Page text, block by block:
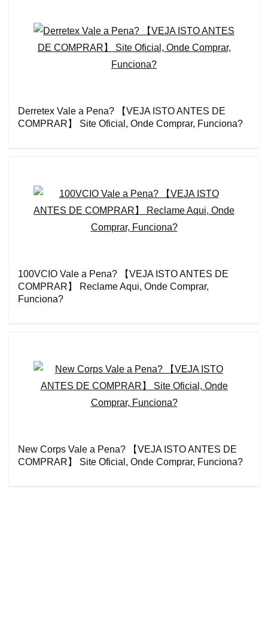
Derretex Vale a Pena? 【VEJA ISTO ANTES DE
COMPRAR】 Site Oficial, Onde Comprar, Funciona?
100VCIO Vale a Pena? 【VEJA ISTO ANTES DE
COMPRAR】 Reclame Aqui, Onde Comprar,
Funciona?
New Corps Vale a Pena? 【VEJA ISTO ANTES DE
COMPRAR】 Site Oficial, Onde Comprar, Funciona?